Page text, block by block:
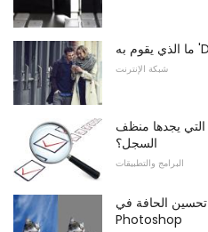
شبكة الإنترنت
يجدها منظف
السجل؟
البرامج والتطبيقات
تحسين الحافة في
Photoshop